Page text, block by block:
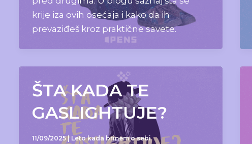
krije iza ovih osećaja i kako da ih
prevaziđeš kroz praktične savete.
ŠTA KADA TE
GASLIGHTUJE?
11/09/2025|Leto kada brinem o sebi